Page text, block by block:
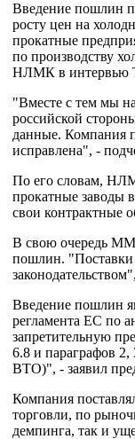
Введение пошлин
росту цен на
прокатные
по производству
НЛМК в интервью
"Вместе с тем мы
российской
данные. Компания
исправлена", -
По его словам,
прокатные заводы
свои контрактные
В свою очередь
пошлин. "Поставки
Введение пошлин
регламента ЕС по
запретительную
6.8 и параграфов
ВТО)", - заявил
Компания
торговли, по
демпинга, так и